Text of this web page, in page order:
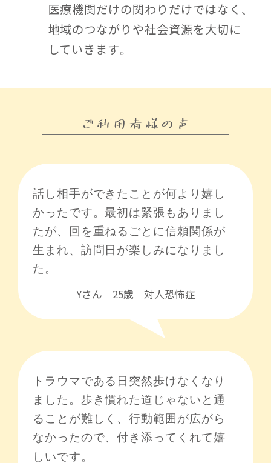
医療機関だけの関わりだけではなく、
地域のつながりや社会資源を大切に
していきます。
Yさん 25歳 対人恐怖症